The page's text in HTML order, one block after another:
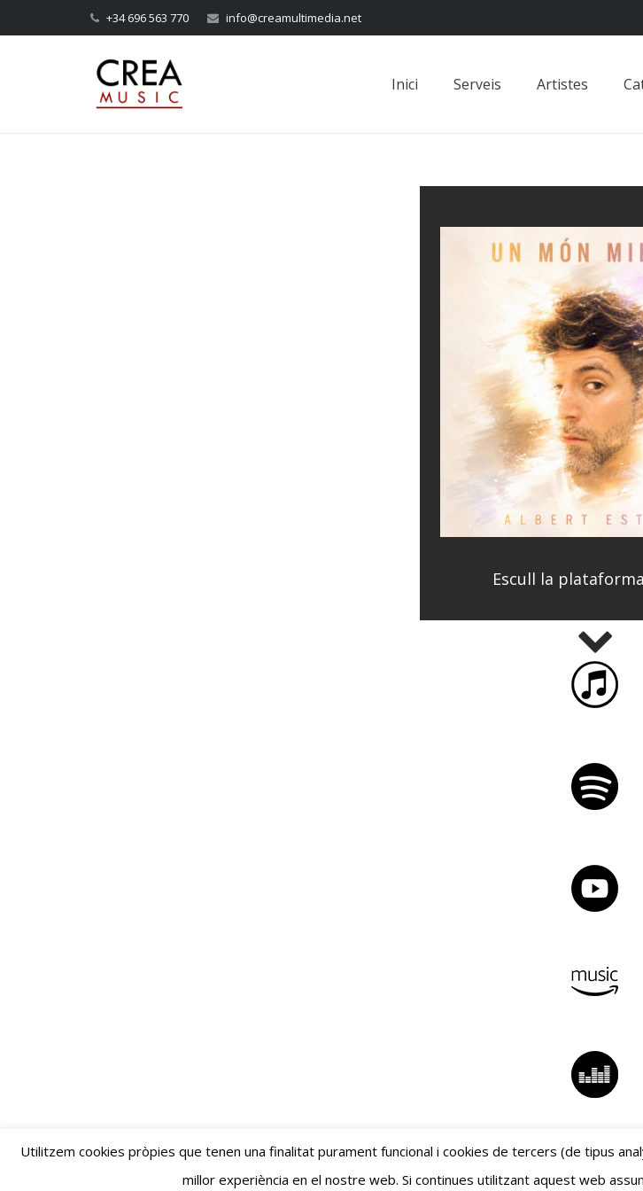
+34 696 563 770 info@creamultimedia.net
Inici Serveis Artistes
Escull la
Utilitzem cookies pròpies que tenen una finalitat purament funcional i cookies de tercers (de tipus
millor experiència en el nostre web. Si continues utilitzant aquest web